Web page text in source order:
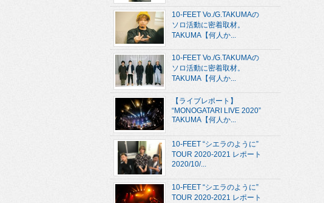
10-FEET Vo./G.TAKUMAの
ソロ活動に密着取材。
TAKUMA【何人か...
10-FEET Vo./G.TAKUMAの
ソロ活動に密着取材。
TAKUMA【何人か...
【ライブレポート】
“MONOGATARI LIVE 2020”
TAKUMA【何人か...
10-FEET “シエラのように”
TOUR 2020-2021 レポート
2020/10/...
10-FEET “シエラのように”
TOUR 2020-2021 レポート